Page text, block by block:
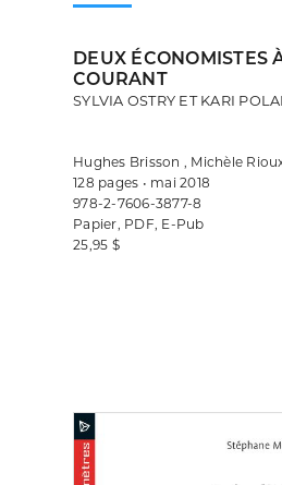
DEUX ÉCONOMISTES
COURANT
SYLVIA OSTRY ET KARI
Hughes Brisson , Michèle
128 pages • mai 2018
978-2-7606-3877-8
Papier, PDF, E-Pub
25,95 $